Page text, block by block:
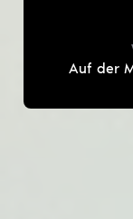
Auf der